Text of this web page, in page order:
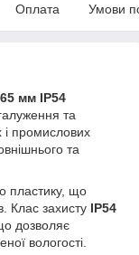
Оплата Умови
мм IP54
та
і промислових
та
пластику, що
Клас захисту IP54
дозволяє
вологості.